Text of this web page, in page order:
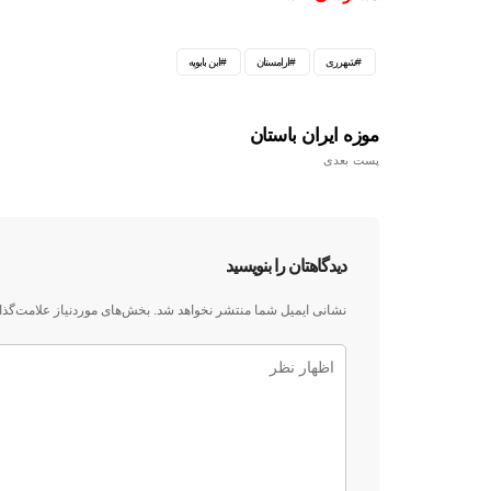
ابن بابویه ارامستان شهرری
موزه ایران باستان
پست بعدی
دیدگاهتان را بنویسید
نشانی ایمیل شما منتشر نخواهد شد. بخش‌های موردنیاز